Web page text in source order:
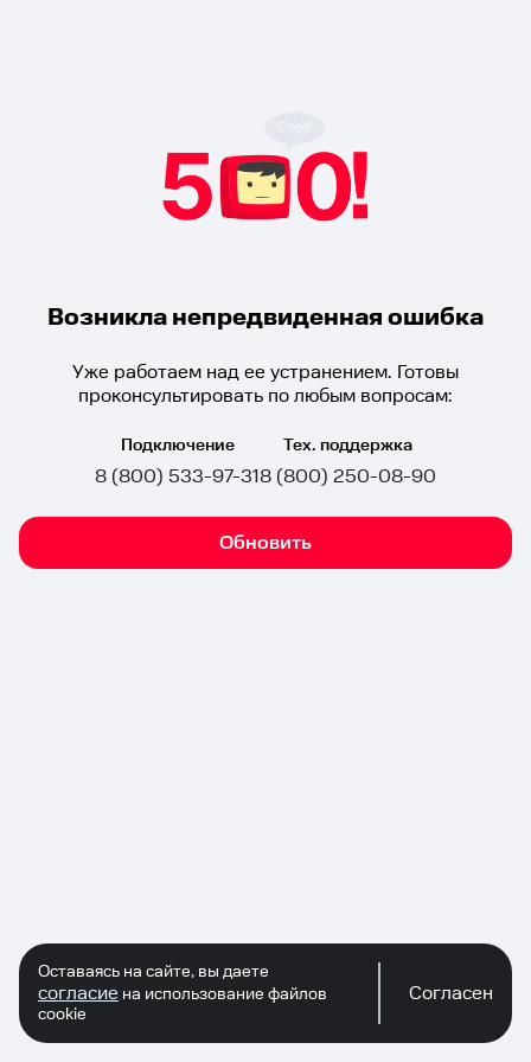
Возникла непредвиденная ошибка
Уже работаем над ее устранением. Готовы
проконсультировать по любым вопросам:
Подключение
8 (800) 533-97-31
Тех. поддержка
8 (800) 250-08-90
Обновить
Оставаясь на сайте, вы даете
согласие на использование файлов
cookie
Согласен